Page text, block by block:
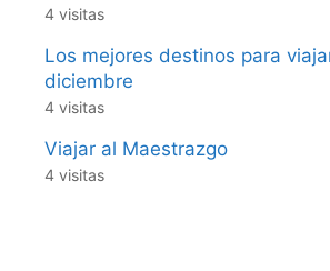
4 visitas
Los mejores destinos para
diciembre
4 visitas
Viajar al Maestrazgo
4 visitas